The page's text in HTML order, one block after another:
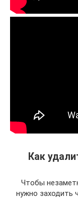
Как
Чтобы
нужно заходить